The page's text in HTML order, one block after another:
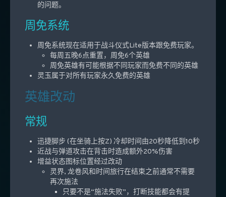
的问题。
周免系统
周免系统现在适用于战斗仪式Lite版本跟免费玩家。
每周五晚6点重置，周免6个英雄
周免英雄有可能根据不同玩家而免费不同的英雄
灵玉属于对所有玩家永久免费的英雄
英雄改动
常规
迅捷脚步 (在坐骑上按Z) 冷却时间由20秒降低到10秒
近战与弹道攻击在背击时造成额外20%伤害
增益状态图标位置经过改动
灵界, 龙卷风和时间旅行在结束之前通常不需要
再次施法
只要不是“施法失败”，打断技能都会有提